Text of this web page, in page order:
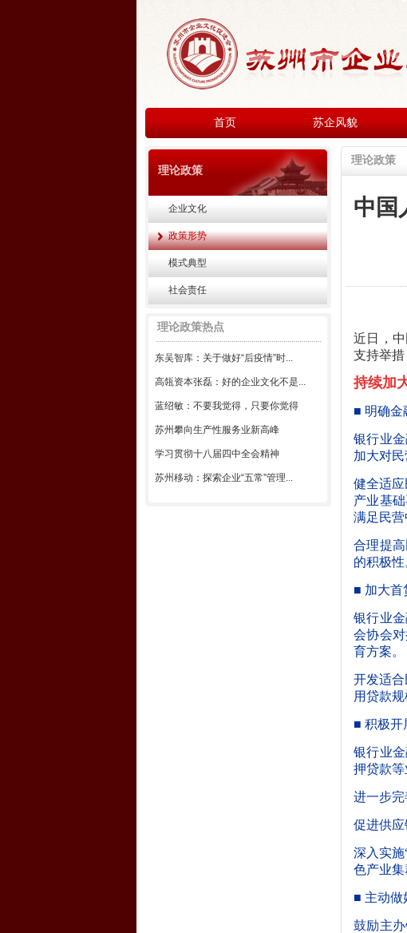
首页 苏企风貌
理论政策
企业文化
政策形势
模式典型
社会责任
理论政策热点
东吴智库：关于做好“后疫情”时...
高瓴资本张磊：好的企业文化不是...
蓝绍敏：不要我觉得，只要你觉得
苏州攀向生产性服务业新高峰
学习贯彻十八届四中全会精神
苏州移动：探索企业“五常”管理...
理论政策
中国
近日，
支持举
持续加
■ 明确金
银行业
加大对
健全适
产业基
满足民营
合理提
的积极性
■ 加大首
银行业
会协会
育方案。
开发适
用贷款规
■ 积极开
银行业
押贷款等
进一步完
促进供应
深入实施
色产业集
■ 主动做
鼓励主